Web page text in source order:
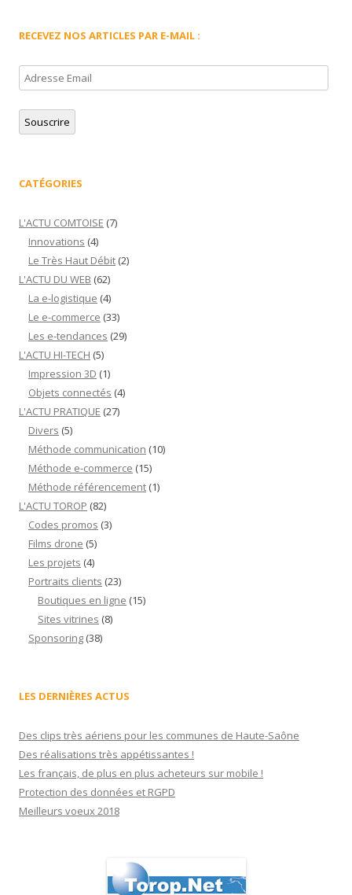
RECEVEZ NOS ARTICLES PAR E-MAIL :
Adresse
Email
Souscrire
CATÉGORIES
L'ACTU COMTOISE (7)
Innovations (4)
Le Très Haut Débit (2)
L'ACTU DU WEB (62)
La e-logistique (4)
Le e-commerce (33)
Les e-tendances (29)
L'ACTU HI-TECH (5)
Impression 3D (1)
Objets connectés (4)
L'ACTU PRATIQUE (27)
Divers (5)
Méthode communication (10)
Méthode e-commerce (15)
Méthode référencement (1)
L'ACTU TOROP (82)
Codes promos (3)
Films drone (5)
Les projets (4)
Portraits clients (23)
Boutiques en ligne (15)
Sites vitrines (8)
Sponsoring (38)
LES DERNIÈRES ACTUS
Des clips très aériens pour les communes de Haute-Saône
Des réalisations très appétissantes !
Les français, de plus en plus acheteurs sur mobile !
Protection des données et RGPD
Meilleurs voeux 2018